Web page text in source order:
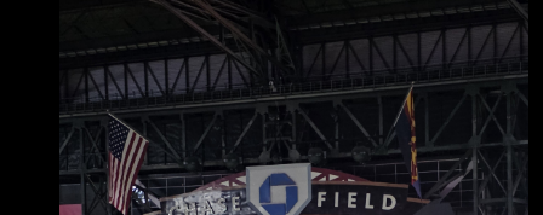
花卷東的陣容深度會逐漸顯 現